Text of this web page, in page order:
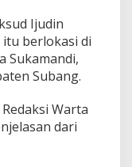
Ijudin
berlokasi di
Sukamandi,
Subang.
Warta
dari